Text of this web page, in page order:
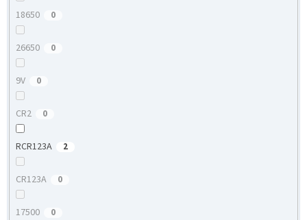
18650 0
26650 0
9V 0
CR2 0
RCR123A 2
CR123A 0
17500 0